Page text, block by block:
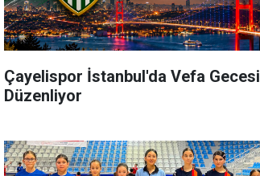
Çayelispor İstanbul'da Vefa Gecesi
Düzenliyor